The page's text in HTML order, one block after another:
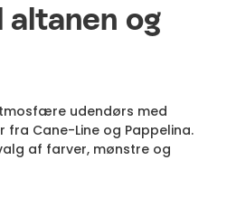
og
udendørs med
Cane-Line og Pappelina.
af farver, mønstre og